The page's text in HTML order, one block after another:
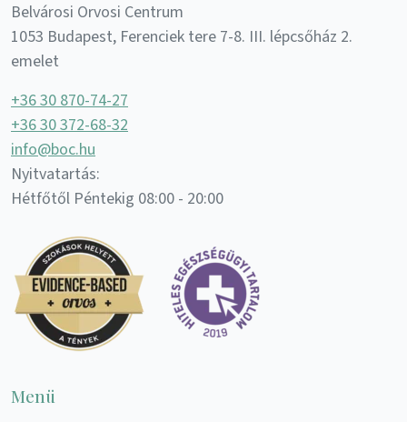
Belvárosi Orvosi Centrum
1053 Budapest, Ferenciek tere 7-8. III. lépcsőház 2.
emelet
+36 30 870-74-27
+36 30 372-68-32
info@boc.hu
Nyitvatartás:
Hétfőtől Péntekig 08:00 - 20:00
Menü